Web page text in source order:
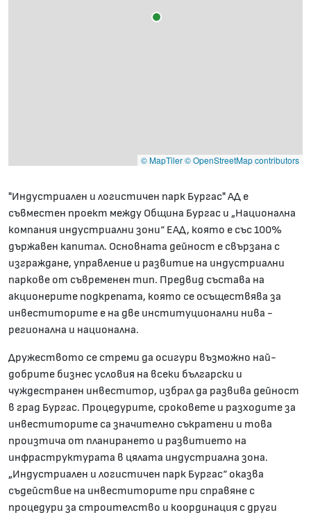
© MapTiler© OpenStreetMap contributors
"Индустриален и логистичен парк Бургас" АД е
съвместен проект между Община Бургас и „Национална
компания индустриални зони“ ЕАД, която е със 100%
държавен капитал. Основната дейност е свързана с
изграждане, управление и развитие на индустриални
паркове от съвременен тип. Предвид състава на
акционерите подкрепата, която се осъществява за
инвеститорите е на две институционални нива -
регионална и национална.
Дружеството се стреми да осигури възможно най-
добрите бизнес условия на всеки български и
чуждестранен инвеститор, избрал да развива дейност
в град Бургас. Процедурите, сроковете и разходите за
инвеститорите са значително съкратени и това
произтича от планирането и развитието на
инфраструктурата в цялата индустриална зона.
„Индустриален и логистичен парк Бургас“ оказва
съдействие на инвеститорите при справяне с
процедури за строителство и координация с други